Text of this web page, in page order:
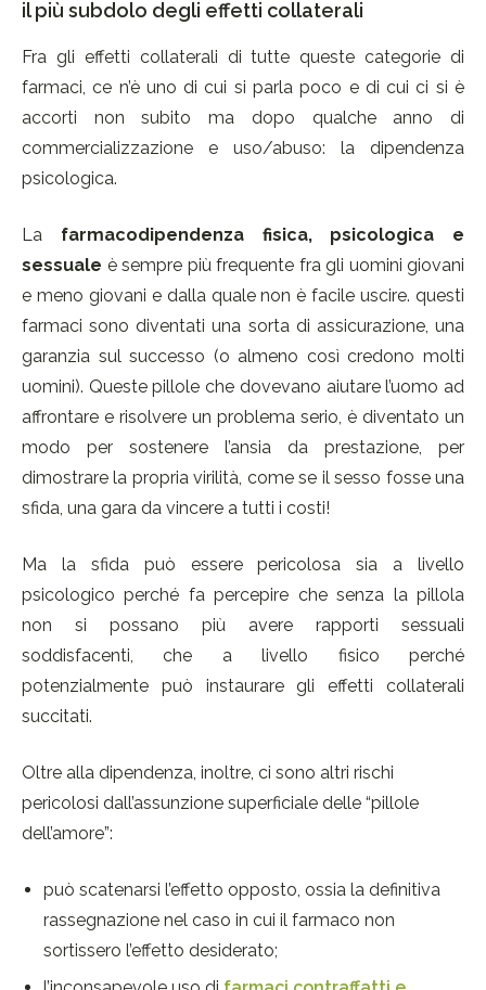
il più subdolo degli effetti collaterali
Fra gli effetti collaterali di tutte queste categorie di
farmaci, ce n’è uno di cui si parla poco e di cui ci si è
accorti non subito ma dopo qualche anno di
commercializzazione e uso/abuso: la dipendenza
psicologica.
La farmacodipendenza fisica, psicologica e
sessuale è sempre più frequente fra gli uomini giovani
e meno giovani e dalla quale non è facile uscire. questi
farmaci sono diventati una sorta di assicurazione, una
garanzia sul successo (o almeno così credono molti
uomini). Queste pillole che dovevano aiutare l’uomo ad
affrontare e risolvere un problema serio, è diventato un
modo per sostenere l’ansia da prestazione, per
dimostrare la propria virilità, come se il sesso fosse una
sfida, una gara da vincere a tutti i costi!
Ma la sfida può essere pericolosa sia a livello
psicologico perché fa percepire che senza la pillola
non si possano più avere rapporti sessuali
soddisfacenti, che a livello fisico perché
potenzialmente può instaurare gli effetti collaterali
succitati.
Oltre alla dipendenza, inoltre, ci sono altri rischi
pericolosi dall’assunzione superficiale delle “pillole
dell’amore”:
può scatenarsi l’effetto opposto, ossia la definitiva
rassegnazione nel caso in cui il farmaco non
sortissero l’effetto desiderato;